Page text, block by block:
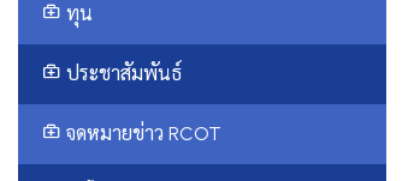
ทุน
ประชาสัมพันธ์
จดหมายข่าว RCOT